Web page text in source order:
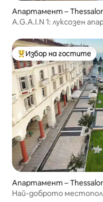
Апартамент –
A.G.A.I.N 1: луксозен
Най-популярен избор
Избор на гостите
Апартамент –
Най-доброто